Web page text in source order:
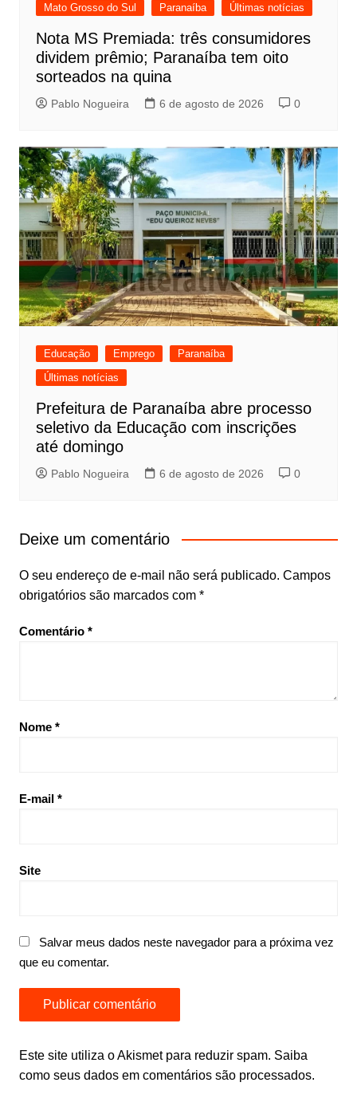
Mato Grosso do Sul Paranaíba Últimas notícias
Nota MS Premiada: três consumidores
dividem prêmio; Paranaíba tem oito
sorteados na quina
Pablo Nogueira 6 de agosto de 2026 0
Educação Emprego
Paranaíba
Últimas notícias
Prefeitura de Paranaíba abre processo
seletivo da Educação com inscrições
até domingo
Pablo Nogueira 6 de agosto de 2026 0
Deixe um comentário
O seu endereço de e-mail não será publicado. Campos
obrigatórios são marcados com *
Comentário *
Nome *
E-mail *
Site
Salvar meus dados neste navegador para a próxima vez
que eu comentar.
Este site utiliza o Akismet para reduzir spam. Saiba
como seus dados em comentários são processados.